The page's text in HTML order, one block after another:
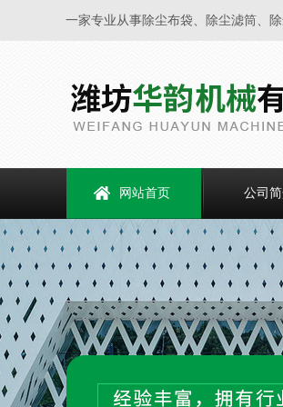
一家专业从事除尘布袋、除尘滤筒、
网站首页 公司